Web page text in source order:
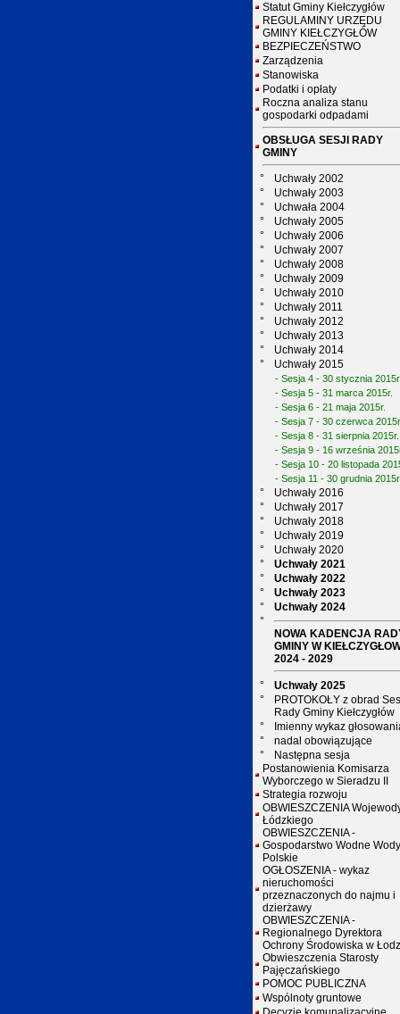
Statut Gminy Kiełczygłów
REGULAMINY URZĘDU
GMINY KIEŁCZYGŁÓW
BEZPIECZEŃSTWO
Zarządzenia
Stanowiska
Podatki i opłaty
Roczna analiza stanu
gospodarki odpadami
OBSŁUGA SESJI RADY
GMINY
°
Uchwały 2002
°
Uchwały 2003
°
Uchwała 2004
°
Uchwały 2005
°
Uchwały 2006
°
Uchwały 2007
°
Uchwały 2008
°
Uchwały 2009
°
Uchwały 2010
°
Uchwały 2011
°
Uchwały 2012
°
Uchwały 2013
°
Uchwały 2014
°
Uchwały 2015
- Sesja 4 - 30 stycznia 2015r.
- Sesja 5 - 31 marca 2015r.
- Sesja 6 - 21 maja 2015r.
- Sesja 7 - 30 czerwca 2015r.
- Sesja 8 - 31 sierpnia 2015r.
- Sesja 9 - 16 września
- Sesja 10 - 20 listopada
- Sesja 11 - 30 grudnia 2015r.
°
Uchwały 2016
°
Uchwały 2017
°
Uchwały 2018
°
Uchwały 2019
°
Uchwały 2020
°
Uchwały 2021
°
Uchwały 2022
°
Uchwały 2023
°
Uchwały 2024
°
NOWA KADENCJA
GMINY W
2024 - 2029
°
Uchwały 2025
°
PROTOKOŁY z obrad
Rady Gminy Kiełczygłów
°
Imienny wykaz
°
nadal obowiązujące
°
Następna sesja
Postanowienia Komisarza
Wyborczego w Sieradzu II
Strategia rozwoju
OBWIESZCZENIA
Łódzkiego
OBWIESZCZENIA -
Gospodarstwo Wodne Wody
Polskie
OGŁOSZENIA - wykaz
nieruchomości
przeznaczonych do najmu i
dzierżawy
OBWIESZCZENIA -
Regionalnego Dyrektora
Ochrony Środowiska w
Obwieszczenia Starosty
Pajęczańskiego
POMOC PUBLICZNA
Wspólnoty gruntowe